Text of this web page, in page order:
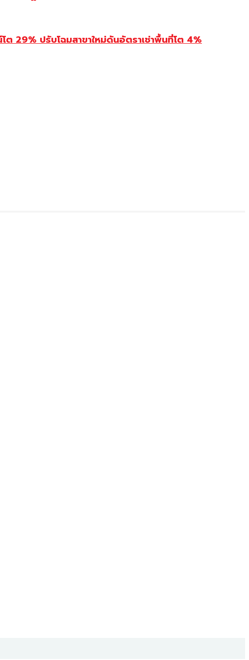
29% ปรับโฉมสาขาใหม่ดันอัตราเช่าพื้นที่โต 4%